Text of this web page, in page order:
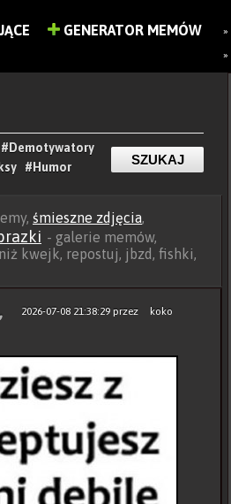
GENERATOR MEMÓW »
»
#Demotywatory
#Humor
śmieszne zdjęcia,
- galerie memów,
kwejk, repostuj, jbzd, fishki,
2026-07-08 21:38:29przez koko